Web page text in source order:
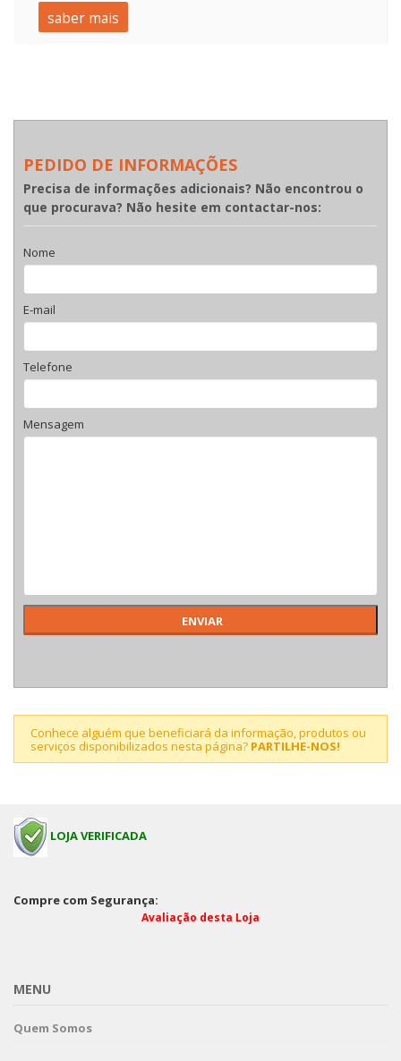
saber mais
PEDIDO DE INFORMAÇÕES
Precisa de informações adicionais? Não encontrou o
que procurava? Não hesite em contactar-nos:
Nome
E-mail
Telefone
Mensagem
Conhece alguém que beneficiará da informação, produtos ou
serviços disponibilizados nesta página? PARTILHE-NOS!
LOJA VERIFICADA
Compre com Segurança:
Avaliação desta Loja
MENU
Quem Somos